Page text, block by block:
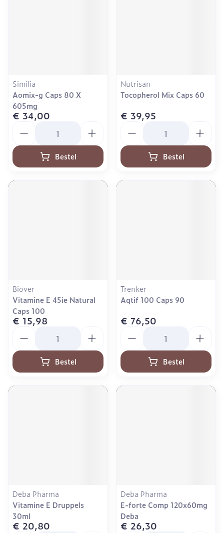
Similia
Aomix-g Caps 80 X
605mg
€ 34,00
Bestel
Nutrisan
Tocopherol Mix Caps 60
€ 39,95
Bestel
Biover
Vitamine E 45ie Natural
Caps 100
€ 15,98
Bestel
Trenker
Aqtif 100 Caps 90
€ 76,50
Bestel
Deba Pharma
Vitamine E Druppels
30ml
€ 20,80
Deba Pharma
E-forte Comp 120x60mg
Deba
€ 26,30